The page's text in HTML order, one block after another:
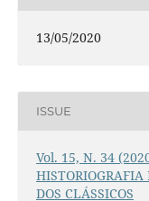
13/05/2020
ISSUE
Vol. 15, N. 34
HISTORIOGRAFIA
DOS CLÁSSICOS